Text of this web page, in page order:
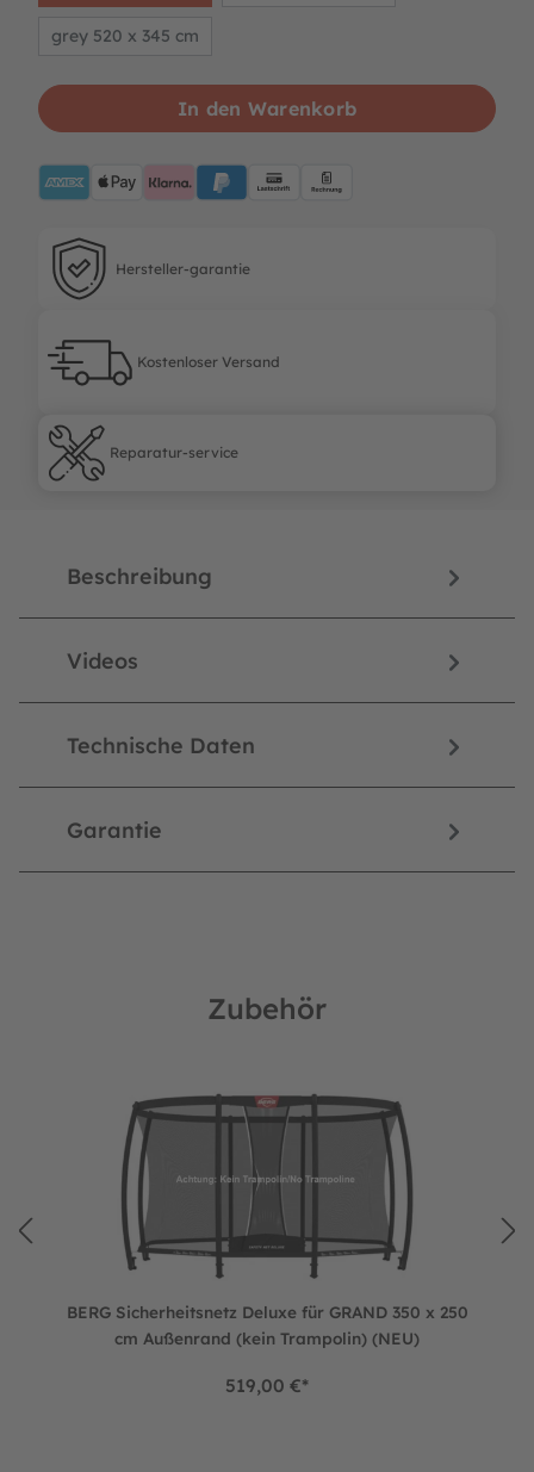
grey 520 x 345 cm
In den Warenkorb
ApplePayKlarna PayPalBlueLastschrift
Hersteller-garantie
Hersteller-garantie
Kostenloser Versand
Kostenloser Versand
Reparatur-service
Reparatur-service
Beschreibung
Videos
Technische Daten
Garantie
Zubehör
BERG Sicherheitsnetz Deluxe für GRAND 350 x 250
cm Außenrand (kein Trampolin) (NEU)
519,00 €*